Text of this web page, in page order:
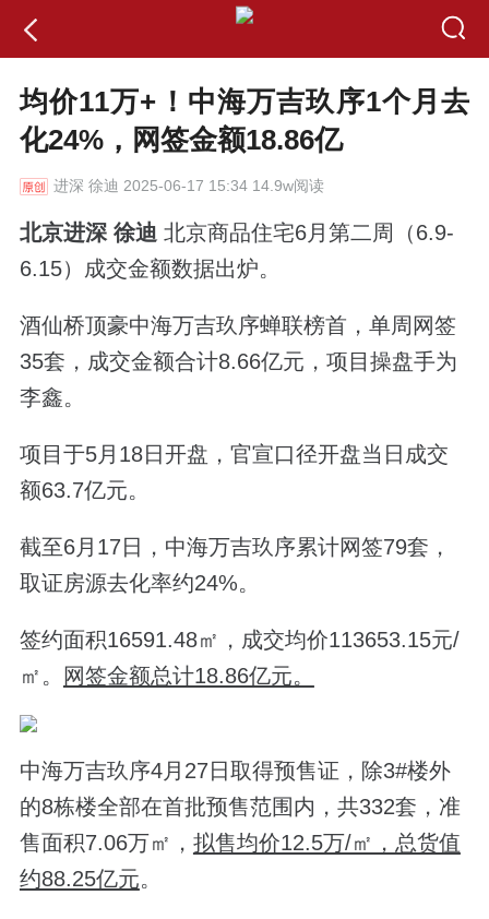
均价11万+！中海万吉玖序1个月去
化24%，网签金额18.86亿
进深 徐迪 2025-06-17 15:34 14.9w阅读
北京进深 徐迪 北京商品住宅6月第二周（6.9-
6.15）成交金额数据出炉。
酒仙桥顶豪中海万吉玖序蝉联榜首，单周网签
35套，成交金额合计8.66亿元， 项目操盘手为
李鑫。
项目于5月18日开盘，官宣口径开盘当日成交
额63.7亿元。
截至6月17日， 中海万吉玖序累计网签79套，
取证房源去化率约24%。
签约面积16591.48㎡，成交均价113653.15元/
㎡。
网签金额总计18.86亿元。
中海万吉玖序4月27日 取得预售证， 除3#楼外
的8栋楼全部在首批预售范围内，共332套，准
售面积7.06万㎡， 拟售均价12.5万/㎡，总货值
约88.25亿元。